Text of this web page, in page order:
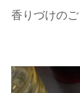
香りづけの